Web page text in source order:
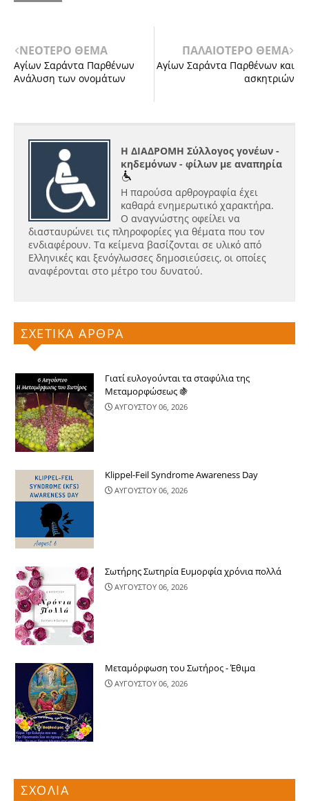
ΝΕΟΤΕΡΟ ΘΕΜΑ
Αγίων Σαράντα Παρθένων
Ανάλυση των ονομάτων
ΠΑΛΑΙΟΤΕΡΟ ΘΕΜΑ
Αγίων Σαράντα Παρθένων και
ασκητριών
Η ΔΙΑΔΡΟΜΗ Σύλλογος γονέων -
κηδεμόνων - φίλων με αναπηρία
Η παρούσα αρθρογραφία έχει
καθαρά ενημερωτικό χαρακτήρα.
Ο αναγνώστης οφείλει να
διασταυρώνει τις πληροφορίες για θέματα που τον
ενδιαφέρουν. Τα κείμενα βασίζονται σε υλικό από
Ελληνικές και ξενόγλωσσες δημοσιεύσεις, οι οποίες
αναφέρονται στο μέτρο του δυνατού.
ΣΧΕΤΙΚΑ ΑΡΘΡΑ
Γιατί ευλογούνται τα σταφύλια της
Μεταμορφώσεως 🍇
ΑΥΓΟΥΣΤΟΥ 06, 2026
Klippel-Feil Syndrome Awareness Day
ΑΥΓΟΥΣΤΟΥ 06, 2026
Σωτήρης Σωτηρία Ευμορφία χρόνια πολλά
ΑΥΓΟΥΣΤΟΥ 06, 2026
Μεταμόρφωση του Σωτήρος - Έθιμα
ΑΥΓΟΥΣΤΟΥ 06, 2026
ΣΧΟΛΙΑ